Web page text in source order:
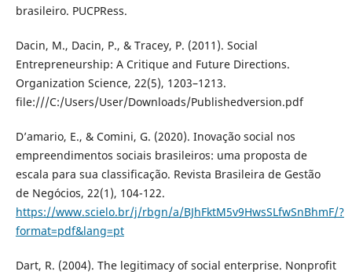
brasileiro. PUCPRess.
Dacin, M., Dacin, P., & Tracey, P. (2011). Social
Entrepreneurship: A Critique and Future Directions.
Organization Science, 22(5), 1203–1213.
file:///C:/Users/User/Downloads/Publishedversion.pdf
D’amario, E., & Comini, G. (2020). Inovação social nos
empreendimentos sociais brasileiros: uma proposta de
escala para sua classificação. Revista Brasileira de Gestão
de Negócios, 22(1), 104-122.
https://www.scielo.br/j/rbgn/a/BJhFktM5v9HwsSLfwSnBhmF/?
format=pdf&lang=pt
Dart, R. (2004). The legitimacy of social enterprise. Nonprofit